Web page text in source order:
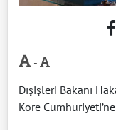
-
Dışişleri Bakanı
Kore